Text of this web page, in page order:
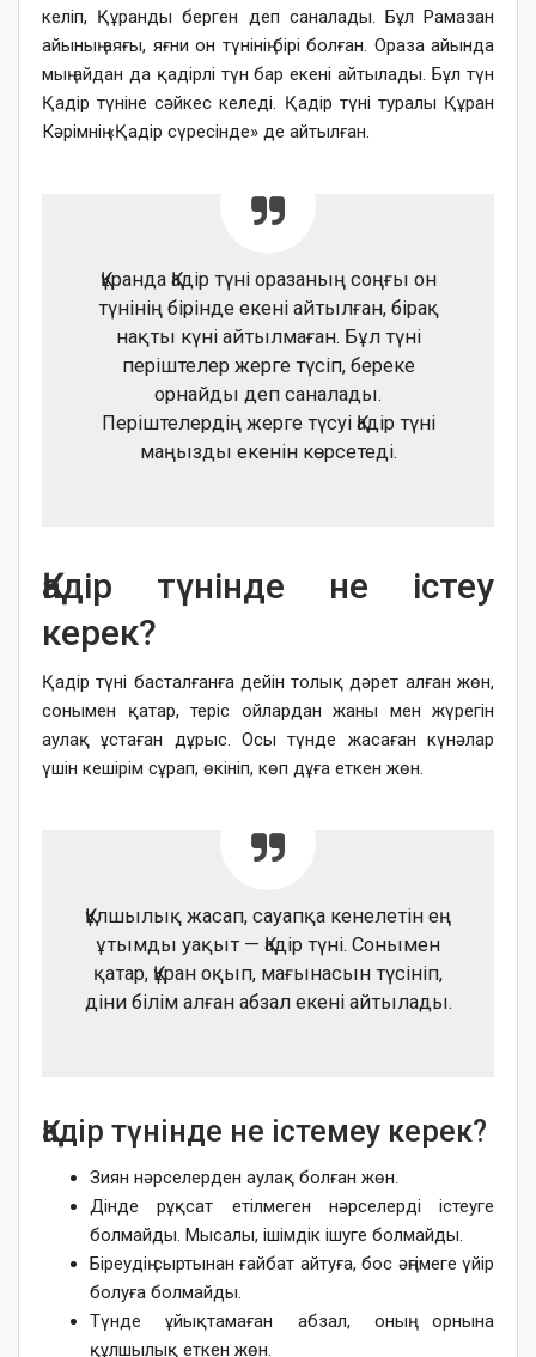
келіп, Құранды берген деп саналады. Бұл Рамазан
айының аяғы, яғни он түнінің бірі болған. Ораза айында
мың айдан да қадірлі түн бар екені айтылады. Бұл түн
Қадір түніне сәйкес келеді. Қадір түні туралы Құран
Кәрімнің «Қадір сүресінде» де айтылған.
Құранда Қадір түні оразаның соңғы он
түнінің бірінде екені айтылған, бірақ
нақты күні айтылмаған. Бұл түні
періштелер жерге түсіп, береке
орнайды деп саналады.
Періштелердің жерге түсуі Қадір түні
маңызды екенін көрсетеді.
Қадір түнінде не істеу
керек?
Қадір түні басталғанға дейін толық дәрет алған жөн,
сонымен қатар, теріс ойлардан жаны мен жүрегін
аулақ ұстаған дұрыс. Осы түнде жасаған күнәлар
үшін кешірім сұрап, өкініп, көп дұға еткен жөн.
Құлшылық жасап, сауапқа кенелетін ең
ұтымды уақыт — Қадір түні. Сонымен
қатар, Құран оқып, мағынасын түсініп,
діни білім алған абзал екені айтылады.
Қадір түнінде не істемеу керек?
Зиян нәрселерден аулақ болған жөн.
Дінде рұқсат етілмеген нәрселерді істеуге
болмайды. Мысалы, ішімдік ішуге болмайды.
Біреудің сыртынан ғайбат айтуға, бос әңгімеге үйір
болуға болмайды.
Түнде ұйықтамаған абзал, оның орнына
құлшылық еткен жөн.